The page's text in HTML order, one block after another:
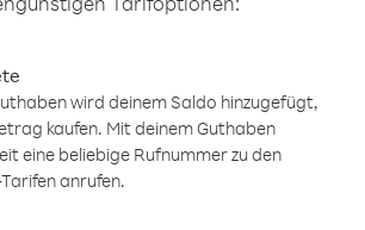
wird deinem Saldo hinzugefügt,
kaufen. Mit deinem Guthaben
eine beliebige Rufnummer zu den
anrufen.